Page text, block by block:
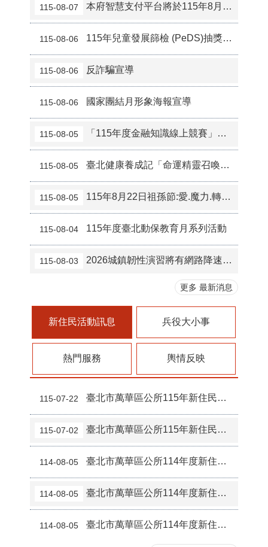
115-08-07 本府智慧支付平台將於115年8月9日（星期日）上午10時30分至下午1時30分進行系統維護作業
115-08-06 115年兒童發展篩檢 (PeDS)抽獎活動
115-08-06 反詐騙宣導
115-08-06 國家團結月形象海報宣導
115-08-05 「115年度金融知識線上競賽」活動
115-08-05 臺北健康養成記「命運精靈召喚所．健康運氣在你手」獎勵活動
115-08-05 115年8月22日祖孫節:愛.魔力.轉圈圈
115-08-04 115年度臺北動保教育月系列活動
115-08-03 2026城鎮韌性演習將有網路降速情形，請市民朋友預為準備
更多 最新消息
新住民活動訊息 兵役大小事
熱門服務 輿情反映
115-07-22 臺北市萬華區公所115年新住民美睫證照班學習成果
115-07-02 臺北市萬華區公所115年新住民創意和風花飾班學習成果
114-08-05 臺北市萬華區公所114年度新住民文化體驗活動班第3堂成果
114-08-05 臺北市萬華區公所114年度新住民文化體驗活動班第2堂成果
114-08-05 臺北市萬華區公所114年度新住民文化體驗活動班第1堂成果